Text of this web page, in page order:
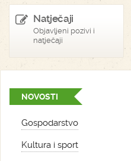
Natječaji
Objavljeni pozivi i
natječaji
NOVOSTI
Gospodarstvo
Kultura i sport